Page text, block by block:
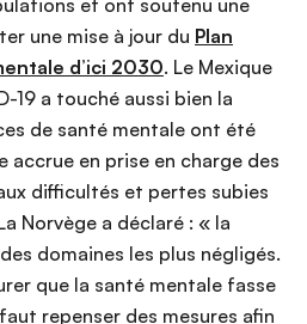
et ont soutenu une
une mise à jour du Plan
d’ici 2030. Le Mexique
19 a touché aussi bien la
de santé mentale ont été
accrue en prise en charge des
difficultés et pertes subies
Norvège a déclaré : « la
domaines les plus négligés.
que la santé mentale fasse
repenser des mesures afin